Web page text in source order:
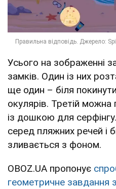
Усього на зображенні
замків. Один із них
ще один – біля
окулярів. Третій можна
із дошкою для
серед пляжних речей і
зливається з фоном.
OBOZ.UA пропонує
геометричне завдання